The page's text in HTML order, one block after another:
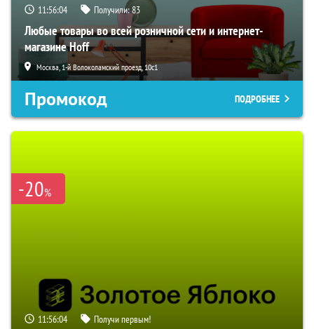
11:56:03 Получили:83
Любые товары во всей розничной сети и интернет-
магазине Hoff
Москва, 1-й Волоколамский проезд, 10с1
Промокод ПОДРОБНЕЕ
-20%
11:56:03 Получи первым!